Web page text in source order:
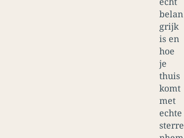
belan
grijk
is en
hoe
je
thuis
komt
met
echte
sterre